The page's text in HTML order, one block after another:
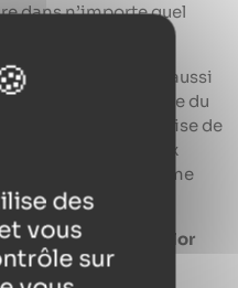
des
vous
sur
dans n’importe quel
toute entreprise.
en alternance est aussi
souvent la suite du
développez l’expertise de
vous serez mieux
proposant le même
avec le Bachelor